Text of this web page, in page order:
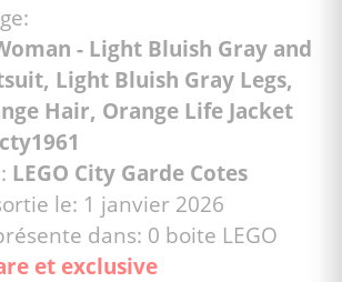
- Light Bluish Gray and
Light Bluish Gray Legs,
Hair, Orange Life Jacket
cty1961
LEGO City Garde Cotes
le: 1 janvier 2026
dans: 0 boite LEGO
et exclusive